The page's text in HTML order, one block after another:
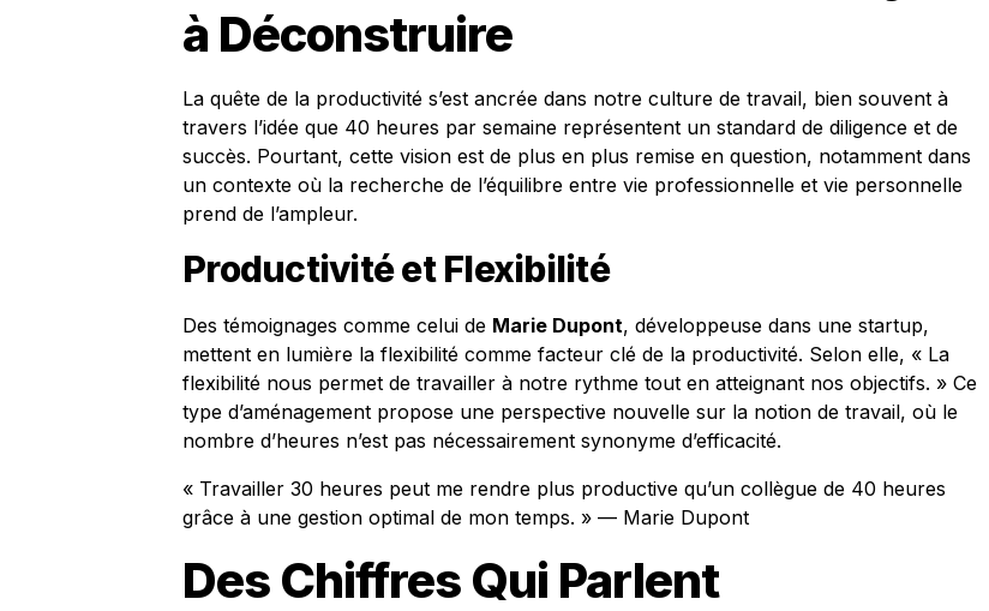
à Déconstruire
La quête de la productivité s’est ancrée dans notre culture de travail, bien souvent à
travers l’idée que 40 heures par semaine représentent un standard de diligence et de
succès. Pourtant, cette vision est de plus en plus remise en question, notamment dans
un contexte où la recherche de l’équilibre entre vie professionnelle et vie personnelle
prend de l’ampleur.
Productivité et Flexibilité
Des témoignages comme celui de Marie Dupont, développeuse dans une startup,
mettent en lumière la flexibilité comme facteur clé de la productivité. Selon elle, « La
flexibilité nous permet de travailler à notre rythme tout en atteignant nos objectifs. » Ce
type d’aménagement propose une perspective nouvelle sur la notion de travail, où le
nombre d’heures n’est pas nécessairement synonyme d’efficacité.
« Travailler 30 heures peut me rendre plus productive qu’un collègue de 40 heures
grâce à une gestion optimal de mon temps. » — Marie Dupont
Des Chiffres Qui Parlent